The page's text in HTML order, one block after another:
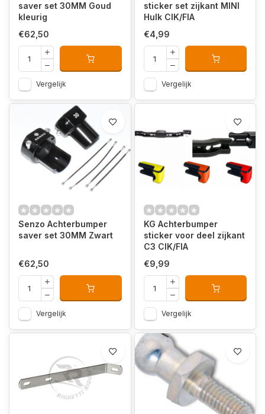
saver set 30MM Goud
kleurig
€62,50
Vergelijk
sticker set zijkant MINI
Hulk CIK/FIA
€4,99
Vergelijk
Senzo Achterbumper
saver set 30MM Zwart
€62,50
Vergelijk
KG Achterbumper
sticker voor deel zijkant
C3 CIK/FIA
€9,99
Vergelijk